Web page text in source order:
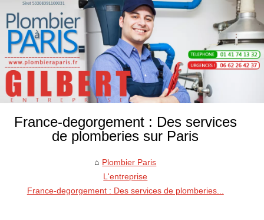
France-degorgement : Des services
de plomberies sur Paris
Plombier Paris
L'entreprise
France-degorgement : Des services de plomberies...